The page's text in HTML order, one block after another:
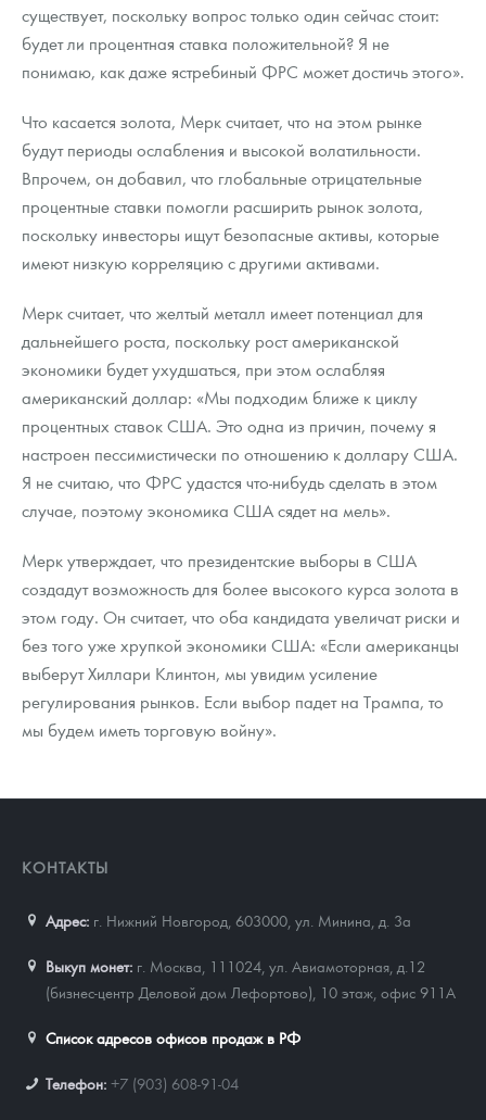
существует, поскольку вопрос только один сейчас стоит:
будет ли процентная ставка положительной? Я не
понимаю, как даже ястребиный ФРС может достичь этого».
Что касается золота, Мерк считает, что на этом рынке
будут периоды ослабления и высокой волатильности.
Впрочем, он добавил, что глобальные отрицательные
процентные ставки помогли расширить рынок золота,
поскольку инвесторы ищут безопасные активы, которые
имеют низкую корреляцию с другими активами.
Мерк считает, что желтый металл имеет потенциал для
дальнейшего роста, поскольку рост американской
экономики будет ухудшаться, при этом ослабляя
американский доллар: «Мы подходим ближе к циклу
процентных ставок США. Это одна из причин, почему я
настроен пессимистически по отношению к доллару США.
Я не считаю, что ФРС удастся что-нибудь сделать в этом
случае, поэтому экономика США сядет на мель».
Мерк утверждает, что президентские выборы в США
создадут возможность для более высокого курса золота в
этом году. Он считает, что оба кандидата увеличат риски и
без того уже хрупкой экономики США: «Если американцы
выберут Хиллари Клинтон, мы увидим усиление
регулирования рынков. Если выбор падет на Трампа, то
мы будем иметь торговую войну».
КОНТАКТЫ
Адрес: г. Нижний Новгород, 603000 ул. Минина, д. 3а
Выкуп монет: г. Москва, 111024, ул. Авиамоторная, д.12
(бизнес-центр Деловой дом Лефортово), 10 этаж, офис 911А
Список адресов офисов продаж в РФ
Телефон: +7 (903) 608-91-04